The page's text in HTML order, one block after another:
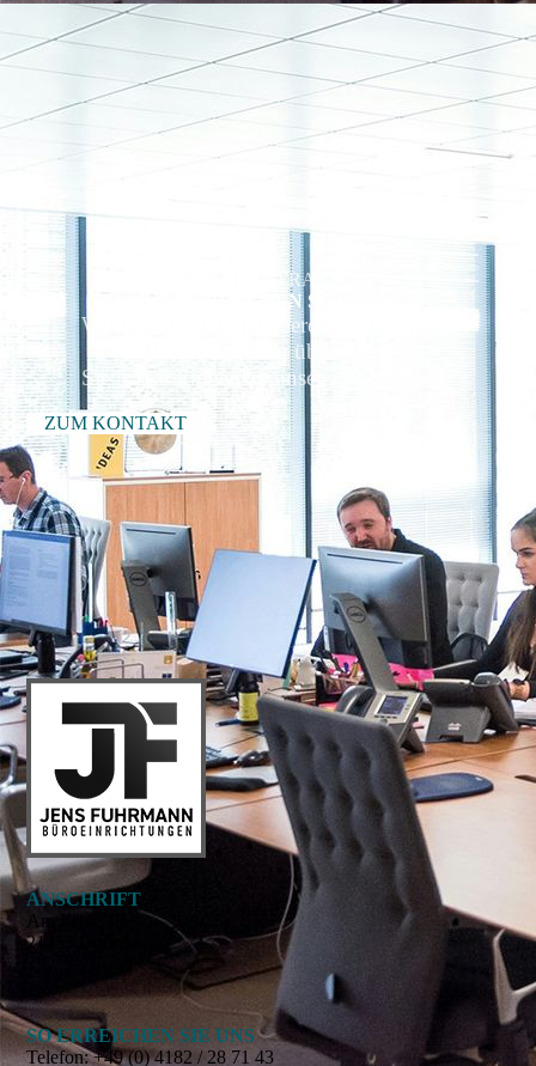
SIE HABEN FRAGEN?
SO ERREICHEN SIE UNS
Wir haben Sie von unserer hochwertigen
Büroeinrichtung überzeugt?
Sie haben Fragen zu unseren Produkten?
ZUM KONTAKT
ANSCHRIFT
Am Felde 13
21255 Dohren
SO ERREICHEN SIE UNS
Telefon:+49 (0) 4182 / 28 71 43